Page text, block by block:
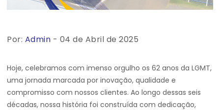
Por: Admin - 04 de Abril de 2025
Hoje, celebramos com imenso orgulho os 62 anos da LGMT,
uma jornada marcada por inovação, qualidade e
compromisso com nossos clientes. Ao longo dessas seis
décadas, nossa história foi construída com dedicação,